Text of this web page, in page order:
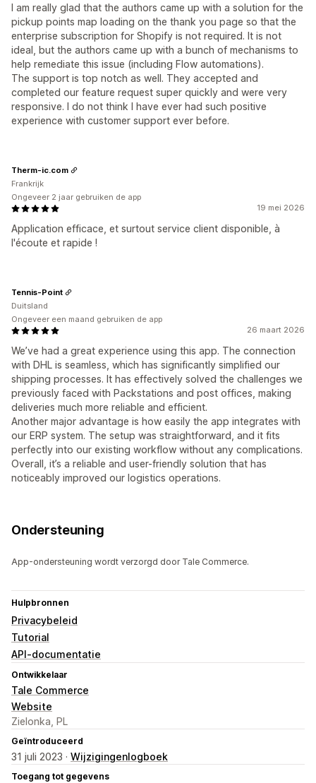
I am really glad that the authors came up with a solution for the
pickup points map loading on the thank you page so that the
enterprise subscription for Shopify is not required. It is not
ideal, but the authors came up with a bunch of mechanisms to
help remediate this issue (including Flow automations).
The support is top notch as well. They accepted and
completed our feature request super quickly and were very
responsive. I do not think I have ever had such positive
experience with customer support ever before.
19 mei 2026
Application efficace, et surtout service client disponible, à
l'écoute et rapide !
Therm-ic.com
Frankrijk
Ongeveer 2 jaar gebruiken de app
26 maart 2026
We’ve had a great experience using this app. The connection
with DHL is seamless, which has significantly simplified our
shipping processes. It has effectively solved the challenges we
previously faced with Packstations and post offices, making
deliveries much more reliable and efficient.
Another major advantage is how easily the app integrates with
our ERP system. The setup was straightforward, and it fits
perfectly into our existing workflow without any complications.
Overall, it’s a reliable and user-friendly solution that has
noticeably improved our logistics operations.
Tennis-Point
Duitsland
Ongeveer een maand gebruiken de app
Ondersteuning
App-ondersteuning wordt verzorgd door Tale Commerce.
Hulpbronnen
Privacybeleid
Tutorial
API-documentatie
Ontwikkelaar
Tale Commerce
Website
Zielonka, PL
Geïntroduceerd
31 juli 2023 · Wijzigingenlogboek
Toegang tot gegevens